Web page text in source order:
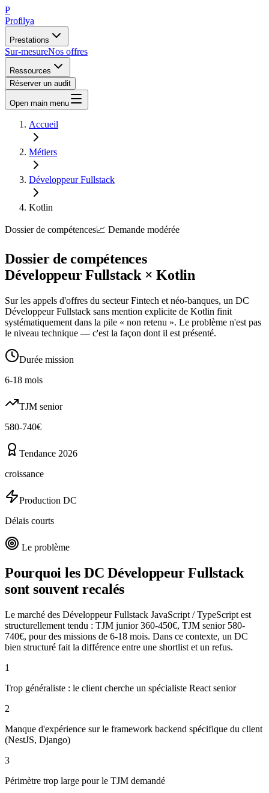
P
Profilya
Prestations
Sur-mesureNos offres
Ressources
Réserver un audit
Open main menu
Accueil
Métiers
Développeur Fullstack
Kotlin
Dossier de compétences📈 Demande modérée
Dossier de compétences
Développeur Fullstack×Kotlin
Sur les appels d'offres du secteur Fintech et néo-banques, un DC
Développeur Fullstack sans mention explicite de Kotlin finit
systématiquement dans la pile « non retenu ». Le problème n'est pas
le niveau technique — c'est la façon dont il est présenté.
Durée mission
6-18 mois
TJM senior
580-740€
Tendance 2026
croissance
Production DC
Délais courts
Le problème
Pourquoi les DCDéveloppeur Fullstack
sont souvent recalés
Le marché des Développeur Fullstack JavaScript / TypeScript est
structurellement tendu : TJM junior 360-450€, TJM senior 580-
740€, pour des missions de 6-18 mois. Dans ce contexte, un DC
bien structuré fait la différence entre une shortlist et un refus.
1
Trop généraliste : le client cherche un spécialiste React senior
2
Manque d'expérience sur le framework backend spécifique du client
(NestJS, Django)
3
Périmètre trop large pour le TJM demandé